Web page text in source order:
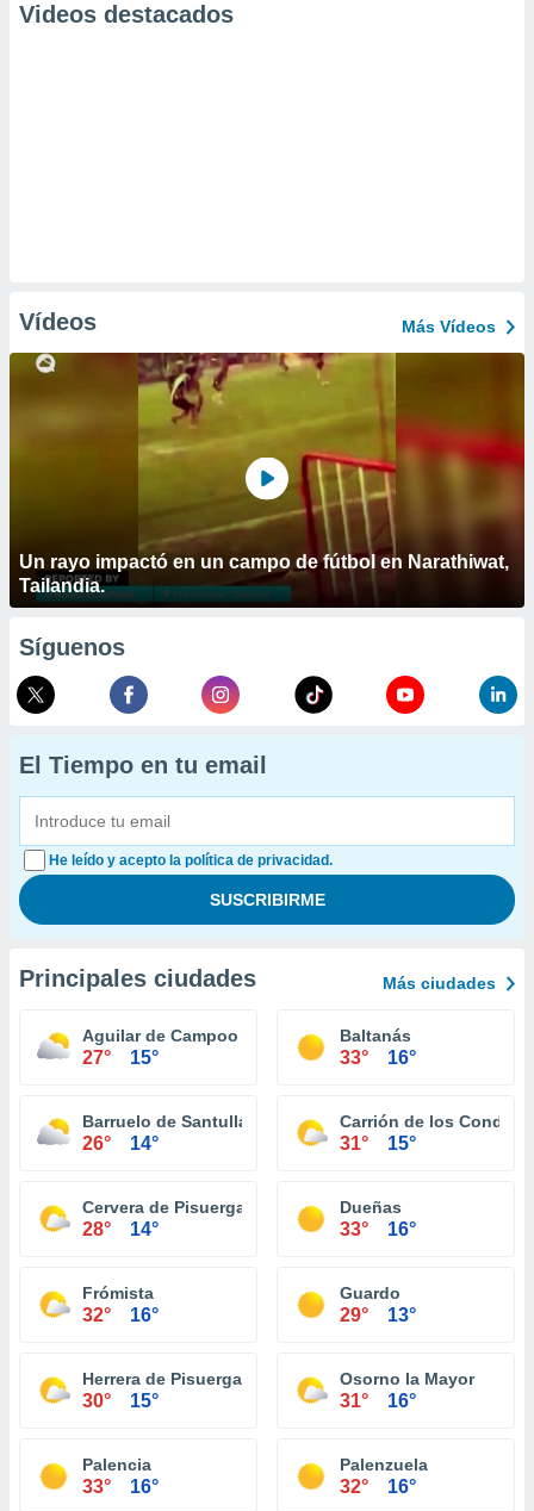
Videos destacados
Vídeos Más Vídeos
Un rayo impactó en un campo de fútbol en Narathiwat,
Tailandia.
Síguenos
El Tiempo en tu email
He leído y acepto la política de privacidad.
Principales ciudades Más ciudades
Aguilar de Campoo
27° 15°
Baltanás
33° 16°
Barruelo de Santullán
26° 14°
Carrión de los Condes
31° 15°
Cervera de Pisuerga
28° 14°
Dueñas
33° 16°
Frómista
32° 16°
Guardo
29° 13°
Herrera de Pisuerga
30° 15°
Osorno la Mayor
31° 16°
Palencia
33° 16°
Palenzuela
32° 16°